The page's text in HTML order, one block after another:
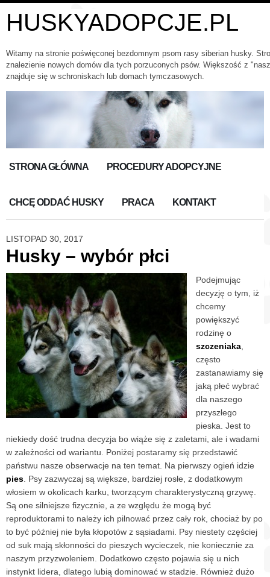
HUSKYADOPCJE.PL
Witamy na stronie poświęconej bezdomnym psom rasy siberian husky.
znalezienie nowych domów dla tych porzuconych psów. Większość z
znajduje się w schroniskach lub domach tymczasowych.
STRONA GŁÓWNA PROCEDURY ADOPCYJNE
CHCĘ ODDAĆ HUSKY PRACA KONTAKT
LISTOPAD 30, 2017
Husky – wybór płci
Podejmując
decyzję o tym, iż
chcemy
powiększyć
rodzinę o
szczeniaka
często
zastanawiamy się
jaką płeć wybrać
dla naszego
przyszłego
pieska. Jest to
niekiedy dość trudna decyzja bo wiąże się z zaletami, ale i wadami
w zależności od wariantu. Poniżej postaramy się przedstawić
państwu nasze obserwacje na ten temat. Na pierwszy ogień idzie
pies . Psy zazwyczaj są większe, bardziej rosłe, z dodatkowym
włosiem w okolicach karku, tworzącym charakterystyczną grzywę.
Są one silniejsze fizycznie, a ze względu że mogą być
reproduktorami to należy ich pilnować przez cały rok, chociaż by po
to być później nie była kłopotów z sąsiadami. Psy niestety częściej
od suk mają skłonności do pieszych wycieczek, nie koniecznie za
naszym przyzwoleniem. Dodatkowo często pojawia się u nich
instynkt lidera, dlatego lubią dominować w stadzie. Również dużo